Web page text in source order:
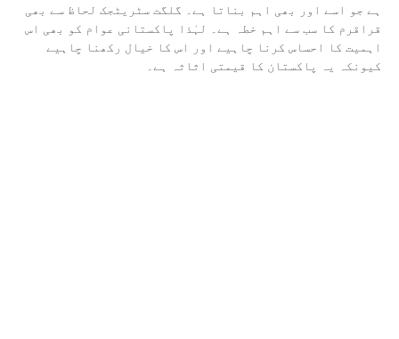
ہے جو اسے اور بھی اہم بناتا ہے۔ گلگت سٹریٹجک لحاظ سے بھی
قراقرم کا سب سے اہم خطہ ہے۔ لہٰذا پاکستانی عوام کو بھی اس
اہمیت کا احساس کرنا چاہیے اور اس کا خیال رکھنا چاہیے
کیونکہ یہ پاکستان کا قیمتی اثاثہ ہے۔